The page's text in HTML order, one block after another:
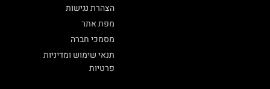
הצהרת נגישות
מפת אתר
מסמכי חברה
תנאי שימוש ומדיניות
פרטיות